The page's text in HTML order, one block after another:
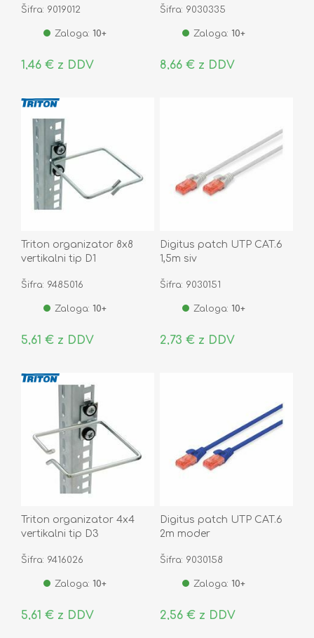
Šifra: 9019012
Zaloga: 10+
1,46 € z DDV
Šifra: 9030335
Zaloga: 10+
8,66 € z DDV
Triton organizator 8x8
vertikalni tip D1
Šifra: 9485016
Zaloga: 10+
5,61 € z DDV
Digitus patch UTP CAT.6
1,5m siv
Šifra: 9030151
Zaloga: 10+
2,73 € z DDV
Triton organizator 4x4
vertikalni tip D3
Šifra: 9416026
Zaloga: 10+
5,61 € z DDV
Digitus patch UTP CAT.6
2m moder
Šifra: 9030158
Zaloga: 10+
2,56 € z DDV